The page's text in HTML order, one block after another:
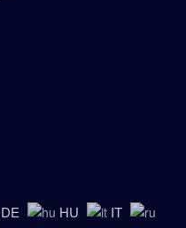
DE HU
IT